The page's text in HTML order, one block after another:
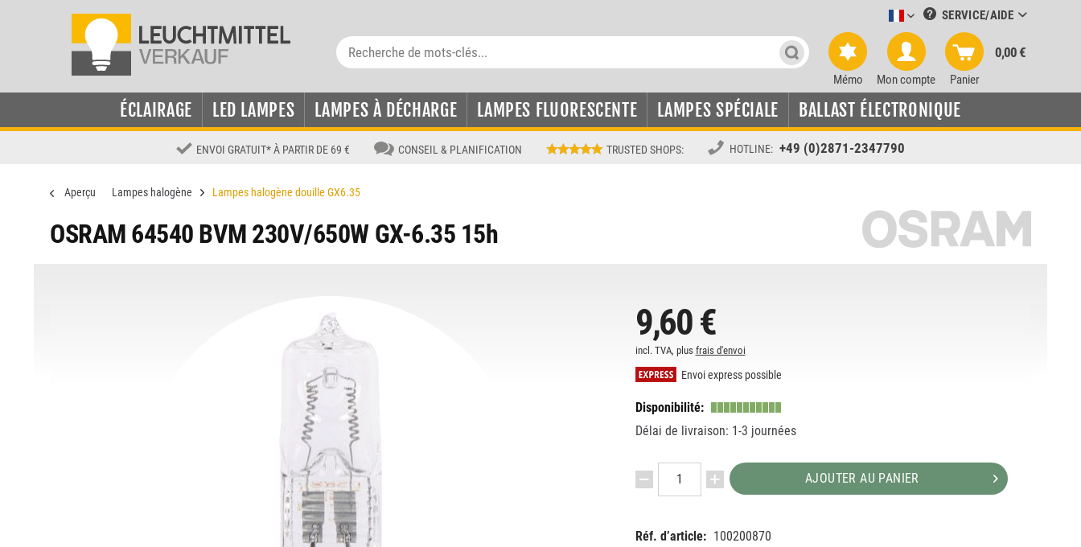
Leuchtmittel-Verkauf französisch
SERVICE/AIDE
Mémo Mon compte Panier
0,00 €
ÉCLAIRAGE LED LAMPES LAMPES À DÉCHARGE LAMPES FLUORESCENTE LAMPES SPÉCIALE BALLAST ÉLECTRONIQUE
ENVOI GRATUIT* À PARTIR DE 69 € CONSEIL & PLANIFICATION TRUSTED SHOPS: HOTLINE: +49 (0)2871-2347790
Aperçu Lampes halogène Lampes halogène douille GX6.35
OSRAM 64540 BVM 230V/650W GX-6.35 15h
9,60 €
incl. TVA, plus frais d'envoi
Envoi express possible
Disponibilité:
Délai de livraison: 1-3 journées
AJOUTER AU PANIER
Réf. d’article: 100200870